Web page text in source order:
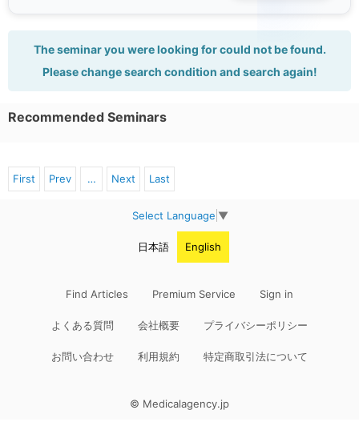
The seminar you were looking for could not be found.
Please change search condition and search again!
Recommended Seminars
First Prev … Next Last
Select Language ▼
日本語 English
Find Articles Premium Service Sign in
よくある質問 会社概要 プライバシーポリシー
お問い合わせ 利用規約 特定商取引法について
© Medicalagency.jp